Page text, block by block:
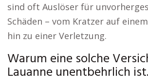
sind oft Auslöser für
Schäden – vom Kratzer auf
hin zu einer Verletzung.
Warum eine solche
Lauanne unentbehrlich ist.